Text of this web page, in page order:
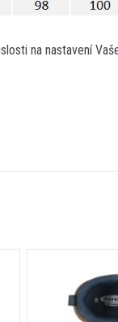
na nastavení